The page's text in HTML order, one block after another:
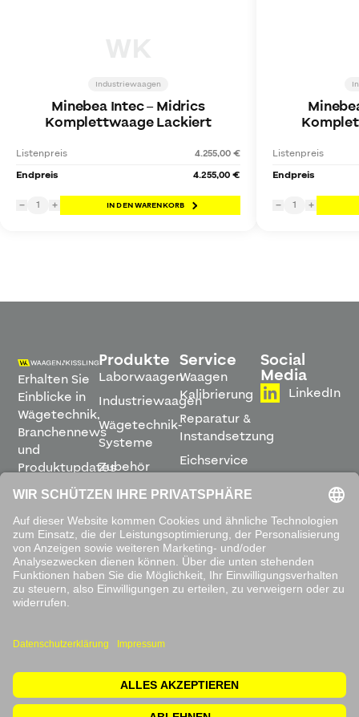
Industriewaagen
Minebea Intec–Midrics
Komplettwaage Lackiert
Listenpreis
4.255,00 €
Endpreis
4.255,00 €
− 1 + IN DEN WARENKORB
Listenpreis
Endpreis
− 1 +
Erhalten Sie
Einblicke in
Wägetechnik,
Branchennews
und
Produktupdates
direkt in
Ihren
Posteingang.
ABONNIEREN
Sie unsere
Datenschutzbestimmungen
Produkte
Laborwaagen
Industriewaagen
Wägetechnik-
Systeme
Zubehör
Software
Service
Waagen
Kalibrierung
Reparatur &
Instandsetzung
Eichservice
Montage &
Inbetriebnahme
Leihwaagen
&
Mietservice
Social
Media
LinkedIn